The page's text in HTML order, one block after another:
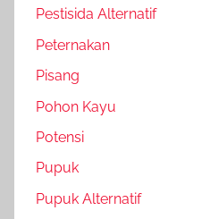
Pestisida Alternatif
Peternakan
Pisang
Pohon Kayu
Potensi
Pupuk
Pupuk Alternatif